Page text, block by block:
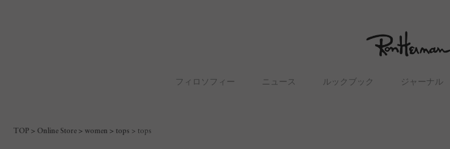
フィロソフィー ニュース ルックブック ジャーナル
TOP Online Store women tops tops